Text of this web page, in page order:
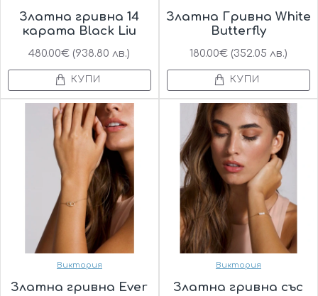
Златна гривна 14
карата Black Liu
480.00€ (938.80 лв.)
КУПИ
Златна Гривна White
Butterfly
180.00€ (352.05 лв.)
КУПИ
Виктория
Златна гривна Ever
Виктория
Златна гривна със